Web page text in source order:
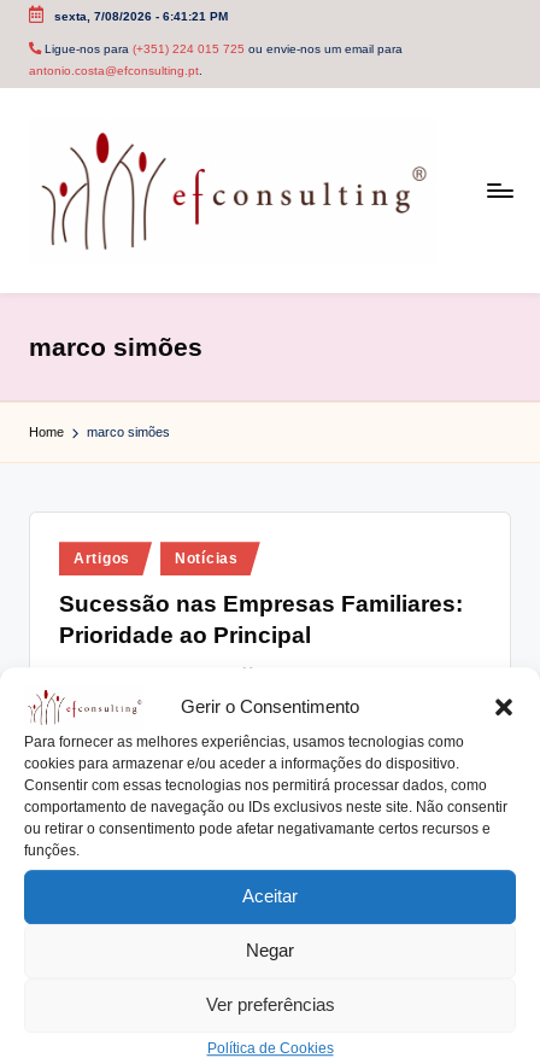
Gerir o Consentimento
Para fornecer as melhores experiências, usamos tecnologias como
cookies para armazenar e/ou aceder a informações do dispositivo.
Consentir com essas tecnologias nos permitirá processar dados, como
comportamento de navegação ou IDs exclusivos neste site. Não consentir
ou retirar o consentimento pode afetar negativamante certos recursos e
funções.
Aceitar
Negar
Ver preferências
Política de Cookies
Skip
sexta, 7/08/2026- 6:41:21 PM
Ligue-nos para (+351) 224 015 725 ou envie-nos um email para
antonio.costa@efconsulting.pt.
c
o
n
u
.
p
t
marco simões
Home marco simões
Posted
in
Artigos Notícias
Sucessão nas Empresas Familiares:
Prioridade ao Principal
by
OUVIMOS FALAR DIARIAMENTE QUE OS FILHOS
ASSUMEM O LUGAR DOS PAIS NAS EMPRESAS DA
FAMÍLIA,…
Read More